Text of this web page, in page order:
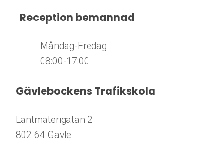
Reception bemannad
​​​​​​​ Måndag-Fredag
08:00-17:00
Gävlebockens Trafikskola
Lantmäterigatan 2
802 64 Gävle